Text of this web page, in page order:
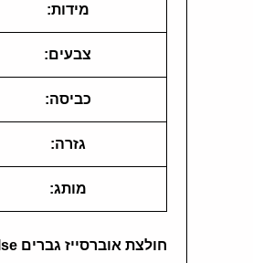
מידות:
צבעים:
כביסה:
גזרה:
מותג:
חולצת אוברסייז גברים Pulse – עיצוב מודרני בהשראת קצב ותדרים